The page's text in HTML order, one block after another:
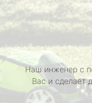
Наш инженер с
Вас и сделает